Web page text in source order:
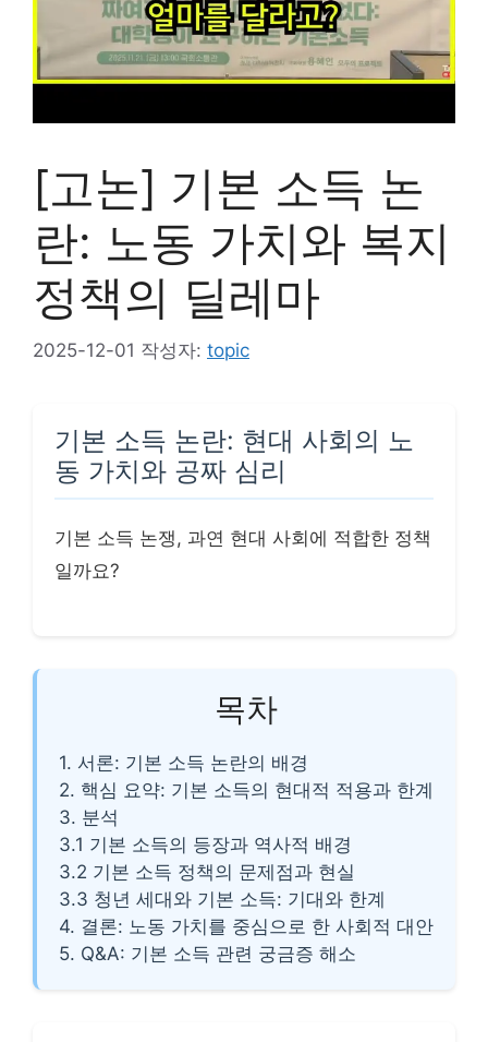
[고논] 기본 소득 논
란: 노동 가치와 복지
정책의 딜레마
2025-12-01 작성자: topic
기본 소득 논란: 현대 사회의 노
동 가치와 공짜 심리
기본 소득 논쟁, 과연 현대 사회에 적합한 정책
일까요?
목차
1. 서론: 기본 소득 논란의 배경
2. 핵심 요약: 기본 소득의 현대적 적용과 한계
3. 분석
3.1 기본 소득의 등장과 역사적 배경
3.2 기본 소득 정책의 문제점과 현실
3.3 청년 세대와 기본 소득: 기대와 한계
4. 결론: 노동 가치를 중심으로 한 사회적 대안
5. Q&A: 기본 소득 관련 궁금증 해소